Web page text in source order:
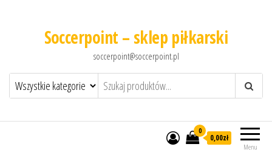
Soccerpoint – sklep piłkarski
soccerpoint@soccerpoint.pl
Menu
0
0,00zł